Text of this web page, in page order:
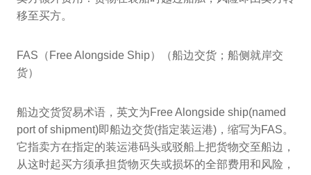
移至买方。
FAS（Free Alongside Ship）（船边交货；船侧就岸交
货）
船边交货贸易术语，英文为Free Alongside ship(named
port of shipment)即船边交货(指定装运港)，缩写为FAS。
它指卖方在指定的装运港码头或驳船上把货物交至船边，
从这时起买方须承担货物灭失或损坏的全部费用和风险，